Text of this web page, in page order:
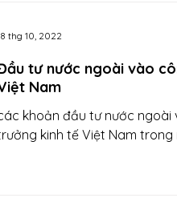
tư nước ngoài vào
Nam
khoản đầu tư nước
kinh tế Việt Nam trong
thg 10, 2022